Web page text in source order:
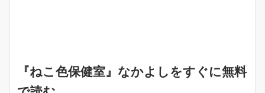
『ねこ色保健室』なかよしをすぐに無料